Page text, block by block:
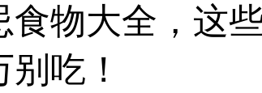
食物大全，这
吃！